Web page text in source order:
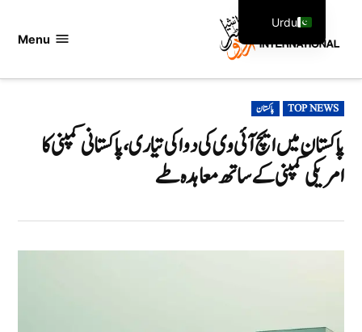
Menu
POSTED
IN
TOP NEWS پاکستان
پاکستان میں ایچ آئی وی کی دوا کی تیاری،پاکستانی کمپنی کا
امریکی کمپنی کے ساتھ معاہدہ طے
Urdu
English